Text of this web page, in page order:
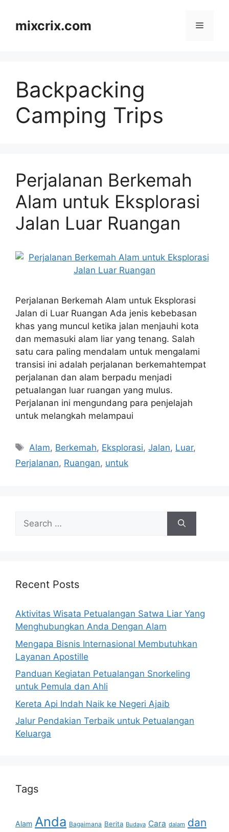
contentmixcrix.com Menu
Backpacking
Camping Trips
Perjalanan Berkemah
Alam untuk Eksplorasi
Jalan Luar Ruangan
Perjalanan Berkemah Alam untuk Eksplorasi
Jalan di Luar Ruangan Ada jenis kebebasan
khas yang muncul ketika jalan menjauhi kota
dan memasuki alam liar yang tenang. Salah
satu cara paling mendalam untuk mengalami
transisi ini adalah perjalanan berkemahtempat
perjalanan dan alam berpadu menjadi
petualangan luar ruangan yang mulus.
Perjalanan ini mengundang para penjelajah
untuk melangkah melampaui
Tags
Alam, Berkemah, Eksplorasi,Jalan, Luar,
Perjalanan, Ruangan, untuk
Search
for:
Recent Posts
Aktivitas Wisata Petualangan Satwa Liar Yang
Menghubungkan Anda Dengan Alam
Mengapa Bisnis Internasional Membutuhkan
Layanan Apostille
Panduan Kegiatan Petualangan Snorkeling
untuk Pemula dan Ahli
Kereta Api Indah Naik ke Negeri Ajaib
Jalur Pendakian Terbaik untuk Petualangan
Keluarga
Tags
Alam Anda Bagaimana Berita Budaya Cara dalam dan